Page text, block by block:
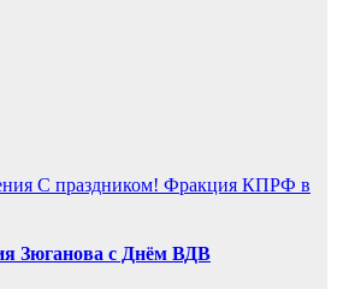
С праздником! Фракция КПРФ в
Зюганова с Днём ВДВ